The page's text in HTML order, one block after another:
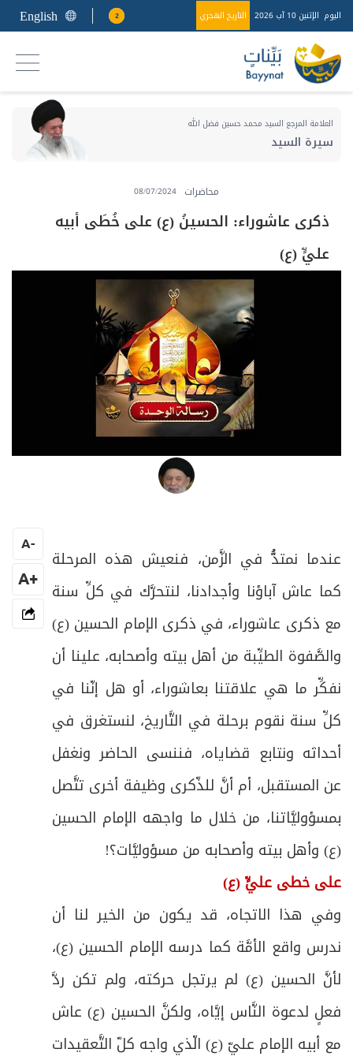
اليوم الإثنين 10 آب 2026 التاريخ الهجري 2
English
العلامة المرجع السيد محمد حسين فضل الله
سيرة السيد
محاضرات 08/07/2024
ذكرى عاشوراء: الحسينُ (ع) على خُطَى أبيه
عليٍّ (ع)
عندما نمتدُّ في الزَّمن، فنعيش هذه المرحلة
كما عاش آباؤنا وأجدادنا، لنتحرَّك في كلِّ سنة
مع ذكرى عاشوراء، في ذكرى الإمام الحسين (ع)
والصَّفوة الطيِّبة من أهل بيته وأصحابه، علينا أن
نفكِّر ما هي علاقتنا بعاشوراء، أو هل إنّنا في
كلِّ سنة نقوم برحلة في التَّاريخ، لنستغرق في
أحداثه ونتابع قضاياه، فننسى الحاضر ونغفل
عن المستقبل، أم أنَّ للذّكرى وظيفة أخرى تتَّصل
بمسؤوليَّاتنا، من خلال ما واجهه الإمام الحسين
(ع) وأهل بيته وأصحابه من مسؤوليَّات؟!
على خطى عليٍّ (ع)
وفي هذا الاتجاه، قد يكون من الخير لنا أن
ندرس واقع الأمَّة كما درسه الإمام الحسين (ع)،
لأنَّ الحسين (ع) لم يرتجل حركته، ولم تكن ردَّ
فعلٍ لدعوة النَّاس إيَّاه، ولكنَّ الحسين (ع) عاش
مع أبيه الإمام عليّ (ع) الّذي واجه كلّ التَّعقيدات
-
A
+A